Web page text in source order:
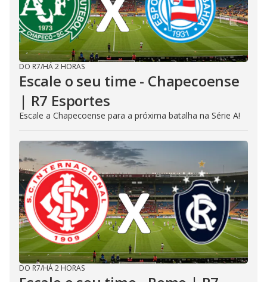
DO R7/HÁ 2 HORAS
Escale o seu time - Chapecoense
| R7 Esportes
Escale a Chapecoense para a próxima batalha na Série A!
DO R7/HÁ 2 HORAS